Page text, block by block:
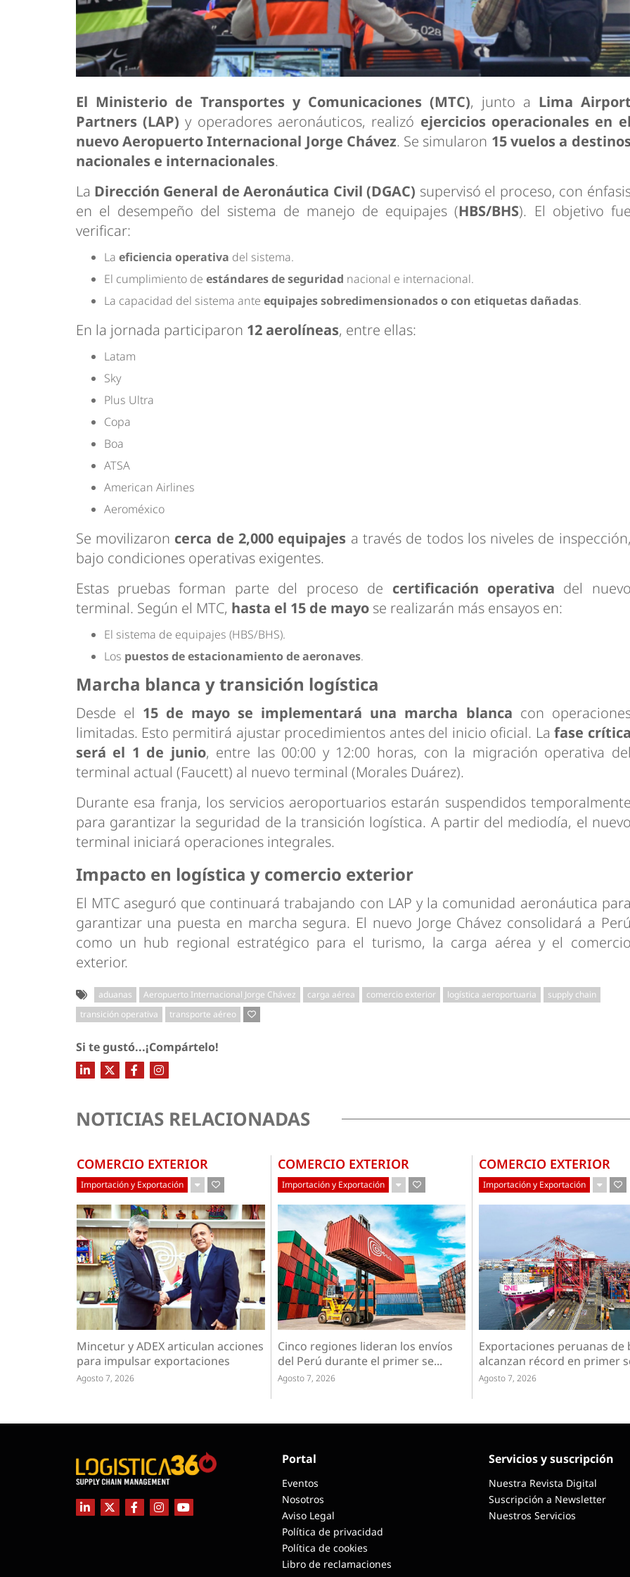
El Ministerio de Transportes y Comunicaciones (MTC), junto a Lima Airport
Partners (LAP) y operadores aeronáuticos, realizó ejercicios operacionales en el
nuevo Aeropuerto Internacional Jorge Chávez. Se simularon 15 vuelos a
nacionales e internacionales.
La Dirección General de Aeronáutica Civil (DGAC) supervisó el proceso, con
en el desempeño del sistema de manejo de equipajes (HBS/BHS). El objetivo fue
verificar:
La eficiencia operativa del sistema.
El cumplimiento de estándares de seguridad nacional e internacional.
La capacidad del sistema ante equipajes sobredimensionados o con etiquetas dañadas.
En la jornada participaron 12 aerolíneas, entre ellas:
Latam
Sky
Plus Ultra
Copa
Boa
ATSA
American Airlines
Aeroméxico
Se movilizaron cerca de 2,000 equipajes a través de todos los niveles de inspección,
bajo condiciones operativas exigentes.
Estas pruebas forman parte del proceso de certificación operativa del nuevo
terminal. Según el MTC, hasta el 15 de mayose realizarán más ensayos en:
El sistema de equipajes (HBS/BHS).
Los puestos de estacionamiento de aeronaves.
Marcha blanca y transición logística
Desde el 15 de mayo se implementará una marcha blanca con
limitadas. Esto permitirá ajustar procedimientos antes del inicio oficial. La fase crítica
será el 1 de junio, entre las 00:00 y 12:00 horas, con la migración operativa del
terminal actual (Faucett) al nuevo terminal (Morales Duárez).
Durante esa franja, los servicios aeroportuarios estarán suspendidos temporalmente
para garantizar la seguridad de la transición logística. A partir del mediodía, el nuevo
terminal iniciará operaciones integrales.
Impacto en logística y comercio exterior
El MTC aseguró que continuará trabajando con LAP y la comunidad aeronáutica para
garantizar una puesta en marcha segura. El nuevo Jorge Chávez consolidará a Perú
como un hub regional estratégico para el turismo, la carga aérea y el comercio
exterior.
aduanas Aeropuerto Internacional Jorge Chávez carga aérea comercio exterior logística aeroportuaria
supply chain
transición operativa
transporte aéreo
Si te gustó...¡Compártelo!
NOTICIAS RELACIONADAS
COMERCIO EXTERIOR
Importación y Exportación
Mincetur y ADEX articulan acciones
para impulsar exportaciones
Agosto 7, 2026
COMERCIO EXTERIOR
Importación y Exportación
Cinco regiones lideran los envíos
del Perú durante el primer se...
Agosto 7, 2026
COMERCIO EXTERIOR
Importación y Exportación
Exportaciones peruanas de
alcanzan récord en primer
Agosto 7, 2026
Portal
Eventos
Nosotros
Aviso Legal
Política de privacidad
Política de cookies
Libro de reclamaciones
Servicios y suscripción
Nuestra Revista Digital
Suscripción a Newsletter
Nuestros Servicios